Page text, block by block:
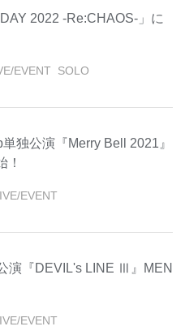
2022 -Re:CHAOS-」に
EVENT SOLO
独公演『Merry Bell 2021』
！
EVENT
演『DEVIL's LINE Ⅲ』MEN
EVENT